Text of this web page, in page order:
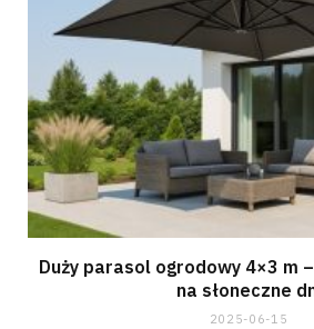
Duży parasol ogrodowy 4×3 m
na słoneczne
2025-06-15